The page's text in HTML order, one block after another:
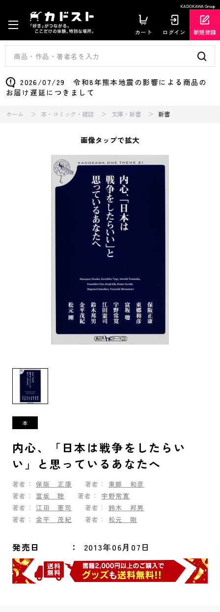
KADOKAWA Group
カート ログイン 新規登録
2026/07/29 令和8年熊本地震の影響による商品の
お届け遅延につきまして
ホーム 本・コミック・雑誌 文庫・新書 新書
画像タップで拡大
内心、「日本は戦争をしたらい
い」と思っているあなたへ
著者： 保阪 正康 著者：
東郷 和彦
著者：
富坂 聰 著者：
宇野常寛
著者：
江田 憲司 著者：
鈴木 邦男
著者： 金平 茂紀 著者： 松元 剛
発売日 2013年06月07日